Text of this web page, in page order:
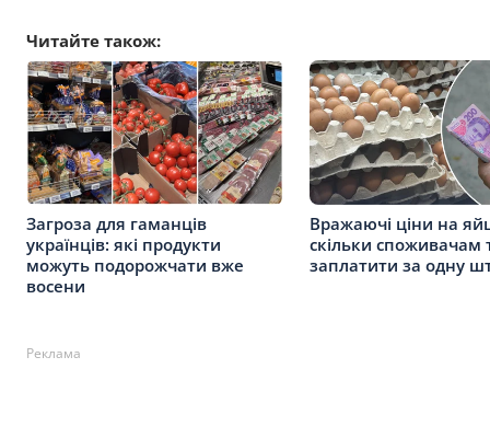
Читайте також:
Загроза для гаманців
українців: які продукти
можуть подорожчати вже
восени
Вражаючі ціни на
скільки споживачам
заплатити за одну
Реклама